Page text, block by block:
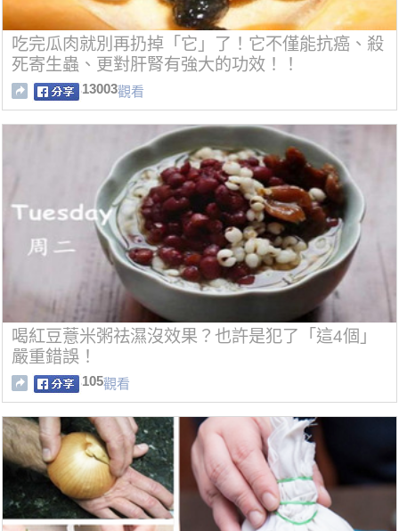
吃完瓜肉就別再扔掉「它」了！它不僅能抗癌、殺
死寄生蟲、更對肝腎有強大的功效！！
13003觀看
喝紅豆薏米粥祛濕沒效果？也許是犯了「這4個」
嚴重錯誤！
105觀看